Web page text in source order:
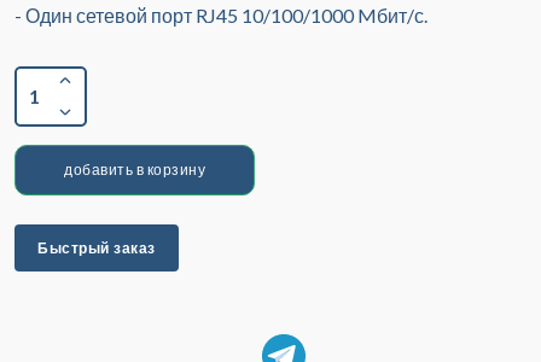
- Один сетевой порт RJ45 10/100/1000 Mбит/с.
1
добавить в корзину
Быстрый заказ